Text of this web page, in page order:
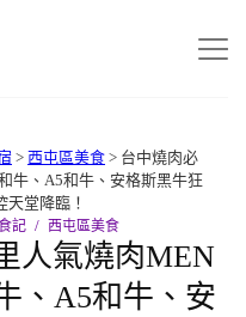
> 西屯區美食 > 台中燒肉必
牛、A5和牛、安格斯黑牛狂
堂降臨！
記 西屯區美食
人氣燒肉MEN
、A5和牛、安